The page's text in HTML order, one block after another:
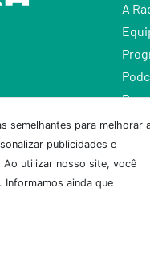
semelhantes para melhorar
publicidades e
Ao utilizar nosso site, você
ainda que
A